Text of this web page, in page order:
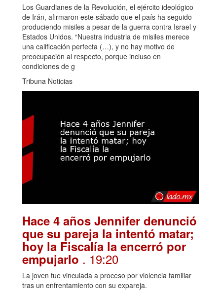
Los Guardianes de la Revolución, el ejército ideológico
de Irán, afirmaron este sábado que el país ha seguido
produciendo misiles a pesar de la guerra contra Israel y
Estados Unidos. “Nuestra industria de misiles merece
una calificación perfecta (…), y no hay motivo de
preocupación al respecto, porque incluso en
condiciones de g
Tribuna Noticias
Hace 4 años Jennifer denunció
que su pareja la intentó matar;
hoy la Fiscalía la encerró por
empujarlo . 19:20
La joven fue vinculada a proceso por violencia familiar
tras un enfrentamiento con su expareja.